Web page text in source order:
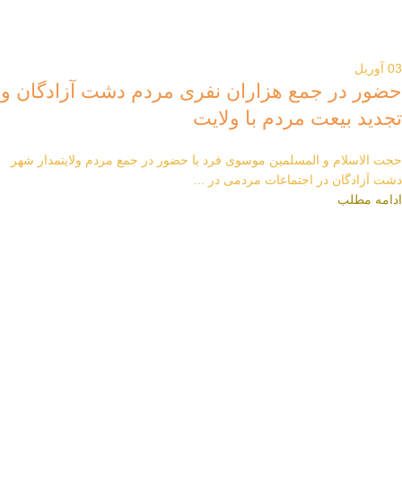
03 آوریل
حضور در جمع هزاران نفری مردم دشت آزادگان و
تجدید بیعت مردم با ولایت
حجت الاسلام و المسلمین موسوی فرد با حضور در جمع مردم ولایتمدار شهر
دشت آزادگان در اجتماعات مردمی در ...
ادامه مطلب